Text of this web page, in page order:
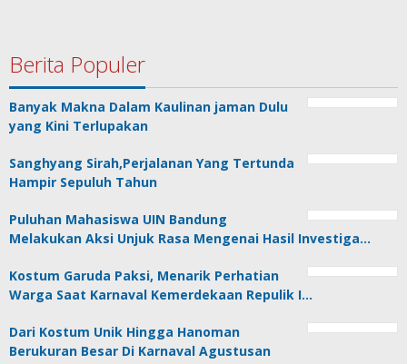
Berita Populer
Banyak Makna Dalam Kaulinan jaman Dulu
yang Kini Terlupakan
Sanghyang Sirah,Perjalanan Yang Tertunda
Hampir Sepuluh Tahun
Puluhan Mahasiswa UIN Bandung
Melakukan Aksi Unjuk Rasa Mengenai Hasil Investiga…
Kostum Garuda Paksi, Menarik Perhatian
Warga Saat Karnaval Kemerdekaan Repulik I…
Dari Kostum Unik Hingga Hanoman
Berukuran Besar Di Karnaval Agustusan